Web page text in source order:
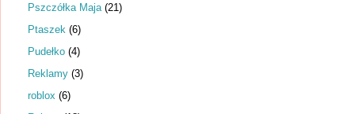
Pszczółka Maja (21)
Ptaszek (6)
Pudełko (4)
Reklamy (3)
roblox (6)